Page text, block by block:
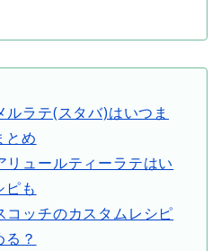
ラテ(スタバ)はいつま
とめ
リュールティーラテはい
ピも
コッチのカスタムレシピ
？